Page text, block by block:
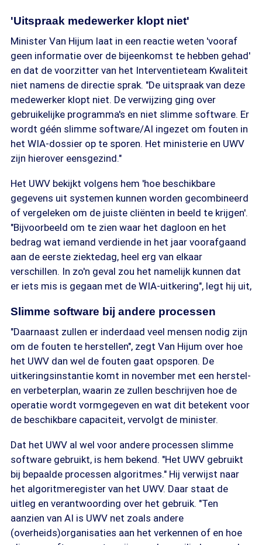
'Uitspraak medewerker klopt niet'
Minister Van Hijum laat in een reactie weten 'vooraf
geen informatie over de bijeenkomst te hebben gehad'
en dat de voorzitter van het Interventieteam Kwaliteit
niet namens de directie sprak. "De uitspraak van deze
medewerker klopt niet. De verwijzing ging over
gebruikelijke programma's en niet slimme software. Er
wordt géén slimme software/AI ingezet om fouten in
het WIA-dossier op te sporen. Het ministerie en UWV
zijn hierover eensgezind."
Het UWV bekijkt volgens hem 'hoe beschikbare
gegevens uit systemen kunnen worden gecombineerd
of vergeleken om de juiste cliënten in beeld te krijgen'.
"Bijvoorbeeld om te zien waar het dagloon en het
bedrag wat iemand verdiende in het jaar voorafgaand
aan de eerste ziektedag, heel erg van elkaar
verschillen. In zo'n geval zou het namelijk kunnen dat
er iets mis is gegaan met de WIA-uitkering", legt hij uit,
Slimme software bij andere processen
"Daarnaast zullen er inderdaad veel mensen nodig zijn
om de fouten te herstellen", zegt Van Hijum over hoe
het UWV dan wel de fouten gaat opsporen. De
uitkeringsinstantie komt in november met een herstel-
en verbeterplan, waarin ze zullen beschrijven hoe de
operatie wordt vormgegeven en wat dit betekent voor
de beschikbare capaciteit, vervolgt de minister.
Dat het UWV al wel voor andere processen slimme
software gebruikt, is hem bekend. "Het UWV gebruikt
bij bepaalde processen algoritmes." Hij verwijst naar
het algoritmeregister van het UWV. Daar staat de
uitleg en verantwoording over het gebruik. "Ten
aanzien van AI is UWV net zoals andere
(overheids)organisaties aan het verkennen of en hoe